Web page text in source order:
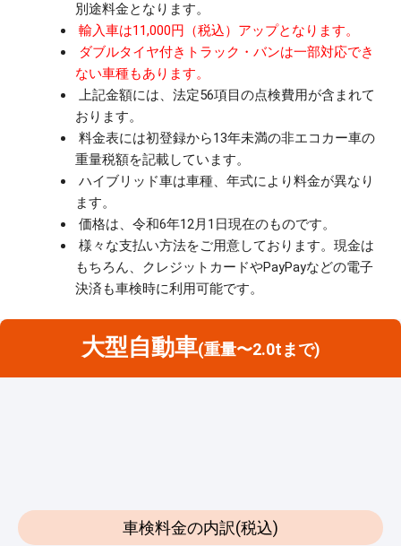
別途料金となります。
輸入車は11,000円（税込）アップとなります。
ダブルタイヤ付きトラック・バンは一部対応でき
ない車種もあります。
上記金額には、法定56項目の点検費用が含まれて
おります。
料金表には初登録から13年未満の非エコカー車の
重量税額を記載しています。
ハイブリッド車は車種、年式により料金が異なり
ます。
価格は、令和6年12月1日現在のものです。
様々な支払い方法をご用意しております。現金は
もちろん、クレジットカードやPayPayなどの電子
決済も車検時に利用可能です。
大型自動車(重量〜2.0tまで)
車検料金の内訳(税込)